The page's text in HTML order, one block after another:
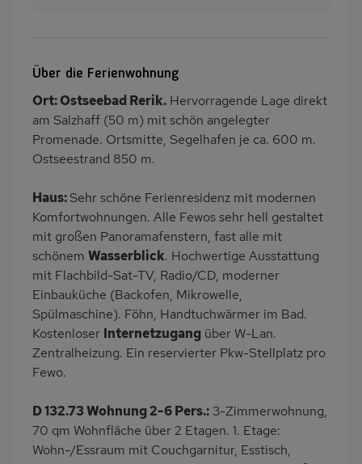
Balkon/Loggia
Dusche/WC
Küche
Herd (4 Kochfelder)
Backofen
Geschirrspülmaschine
Babybett
Kinderhochstuhl
Nichtraucher
Badewanne/WC
Internet
Balkonmöbel
Kaffeemaschine
Strandnah
Bettwäsche mietbar
Handtücher mietbar
Über die Ferienwohnung
Ort: Ostseebad Rerik. Hervorragende Lage direkt
am Salzhaff (50 m) mit schön angelegter
Promenade. Ortsmitte, Segelhafen je ca. 600 m.
Ostseestrand 850 m.
Haus:Sehr schöne Ferienresidenz mit modernen
Komfortwohnungen. Alle Fewos sehr hell gestaltet
mit großen Panoramafenstern, fast alle mit
schönem Wasserblick. Hochwertige Ausstattung
mit Flachbild-Sat-TV, Radio/CD, moderner
Einbauküche (Backofen, Mikrowelle,
Spülmaschine). Föhn, Handtuchwärmer im Bad.
Kostenloser Internetzugang über W-Lan.
Zentralheizung. Ein reservierter Pkw-Stellplatz pro
Fewo.
D 132.73 Wohnung 2-6 Pers.: 3-Zimmerwohnung,
70 qm Wohnfläche über 2 Etagen. 1. Etage:
Wohn-/Essraum mit Couchgarnitur, Esstisch,